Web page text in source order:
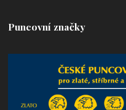
Puncovní značky